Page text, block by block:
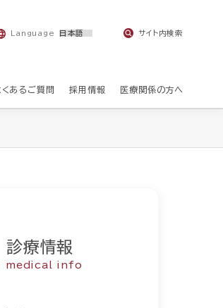
くあるご質問 採用情報 医療関係の方へ
Language サイト内検索
診療情報
medical info